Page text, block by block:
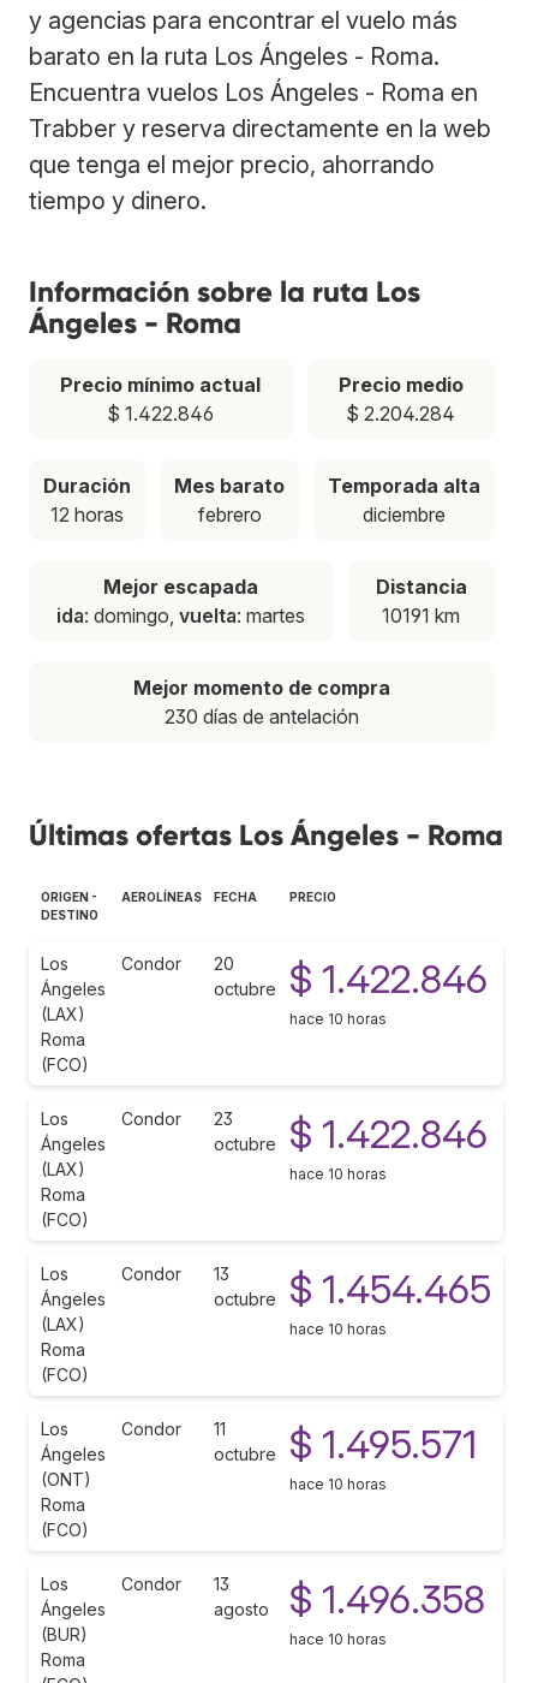
y agencias para encontrar el vuelo más
barato en la ruta Los Ángeles - Roma.
Encuentra vuelos Los Ángeles - Roma en
Trabber y reserva directamente en la web
que tenga el mejor precio, ahorrando
tiempo y dinero.
Información sobre la ruta Los
Ángeles - Roma
Precio mínimo actual
$ 1.422.846
Precio medio
$ 2.204.284
Duración
12 horas
Mes barato
febrero
Temporada alta
diciembre
Mejor escapada
ida: domingo,vuelta: martes
Distancia
10191 km
Mejor momento de compra
230 días de antelación
Últimas ofertas Los Ángeles - Roma
ORIGEN -
DESTINO
AEROLÍNEAS FECHA PRECIO
Los
Ángeles
(LAX)
Roma
(FCO)
Condor
20
octubre
$ 1.422.846
hace 10 horas
Los
Ángeles
(LAX)
Roma
(FCO)
Condor
23
octubre
$ 1.422.846
hace 10 horas
Los
Ángeles
(LAX)
Roma
(FCO)
Condor
13
octubre
$ 1.454.465
hace 10 horas
Los
Ángeles
(ONT)
Roma
(FCO)
Condor
11
octubre
$ 1.495.571
hace 10 horas
Los
Ángeles
(BUR)
Roma
Condor
13
agosto
$ 1.496.358
hace 10 horas